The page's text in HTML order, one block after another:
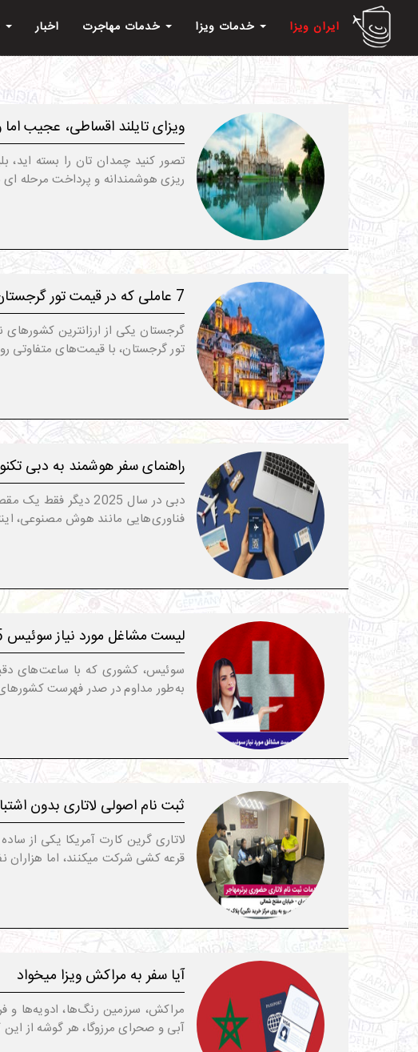
ایران ویزا اخبار
ویزای تایلند اقساطی، عجیب اما
تصور کنید چمدان ‌تان را بسته ‌اید،
ریزی هوشمندانه و پرداخت مرحله‌ ای
7 عاملی که در قیمت تور گرجستان مؤثر است
گرجستان یکی از ارزانترین
تور گرجستان، با قیمت‌های متفاوتی
راهنمای سفر هوشمند به دبی
دبی در سال 2025
فناوری‌هایی مانند هوش مصنوعی،
لیست مشاغل مورد نیاز سوئیس 2025 برای متخصصان خارجی
سوئیس، کشوری که با ساعت‌های
به‌طور مداوم در صدر فهرست
ثبت نام اصولی لاتاری بدون
لاتاری گرین کارت آمریکا یکی از
قرعه کشی شرکت میکنند، اما هزاران
آیا سفر به مراکش ویزا میخواد
مراکش، سرزمین رنگ‌ها، ادویه‌ها
آبی و صحرای مرزوگا، هر گوشه از